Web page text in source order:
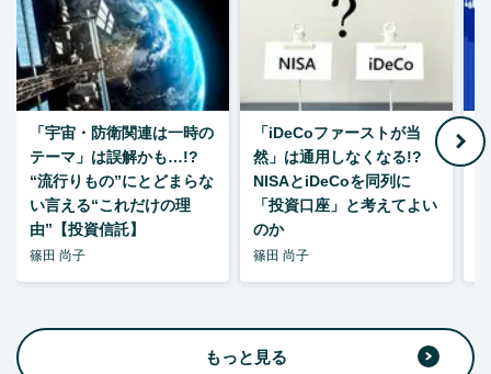
「宇宙・防衛関連は一時の
テーマ」は誤解かも…!?
“流行りもの”にとどまらな
い言える“これだけの理
由”【投資信託】
篠田 尚子
「iDeCoファーストが当
然」は通用しなくなる!?
NISAとiDeCoを同列に
「投資口座」と考えてよい
のか
篠田 尚子
もっと見る